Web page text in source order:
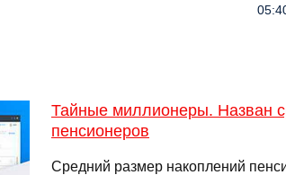
Тайные миллионеры. Назван
пенсионеров
Средний размер накоплений